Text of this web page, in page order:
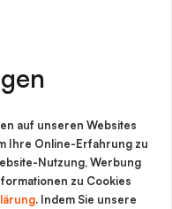
für
auf unseren Websites
Ihre Online-Erfahrung zu
Nutzung, Werbung
zu Cookies
. Indem Sie unsere